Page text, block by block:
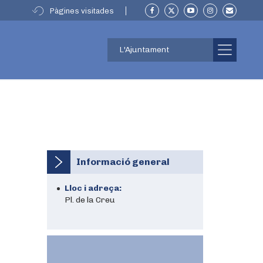
Pàgines visitades
L'Ajuntament
Informació general
Lloc i adreça:
Pl. de la Creu